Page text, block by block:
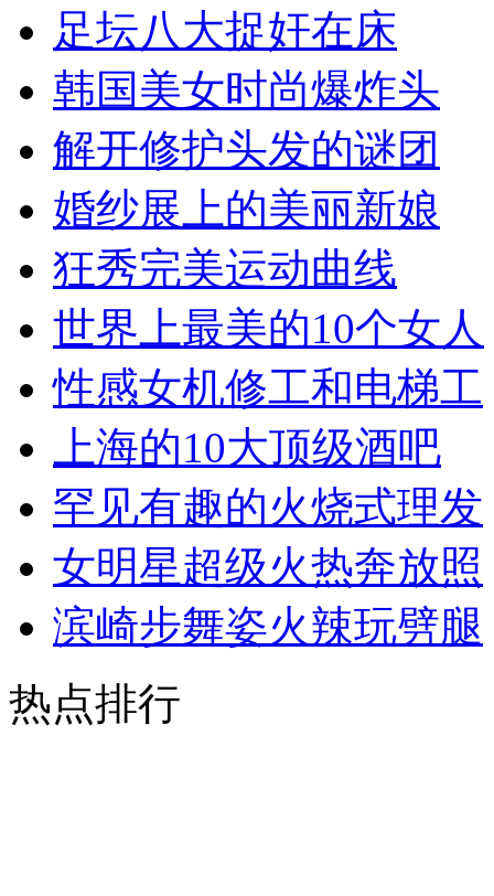
足坛八大捉奸在床
韩国美女时尚爆炸头
解开修护头发的谜团
婚纱展上的美丽新娘
狂秀完美运动曲线
世界上最美的10个女人
性感女机修工和电梯工
上海的10大顶级酒吧
罕见有趣的火烧式理发
女明星超级火热奔放照
滨崎步舞姿火辣玩劈腿
热点排行